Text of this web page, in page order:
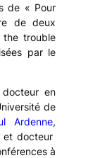
de « Pour
de deux
the trouble
par le
docteur en
de
Ardenne,
et docteur
à